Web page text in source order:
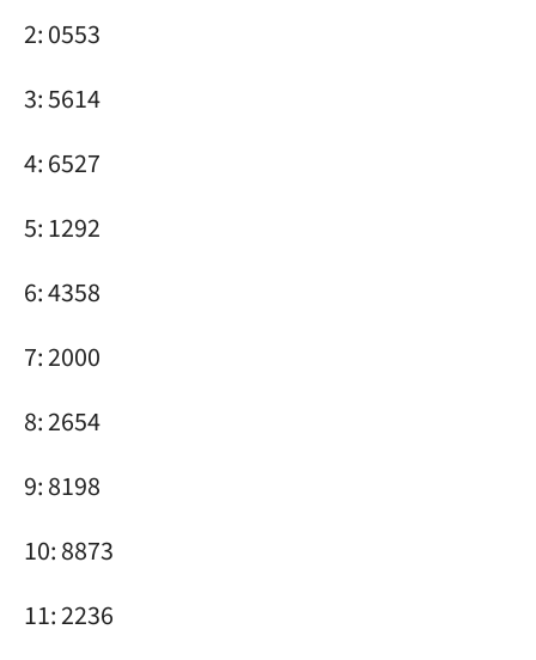
2: 0553
3: 5614
4: 6527
5: 1292
6: 4358
7: 2000
8: 2654
9: 8198
10: 8873
11: 2236